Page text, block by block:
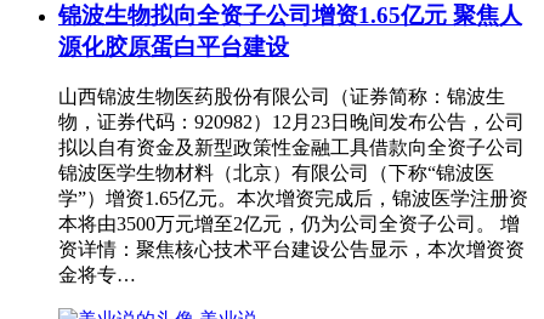
锦波生物拟向全资子公司增资1.65亿元 聚焦人
源化胶原蛋白平台建设
山西锦波生物医药股份有限公司（证券简称：锦波生
物，证券代码：920982）12月23日晚间发布公告，公司
拟以自有资金及新型政策性金融工具借款向全资子公司
锦波医学生物材料（北京）有限公司（下称“锦波医
学”）增资1.65亿元。本次增资完成后，锦波医学注册资
本将由3500万元增至2亿元，仍为公司全资子公司。 增
资详情：聚焦核心技术平台建设公告显示，本次增资资
金将专…